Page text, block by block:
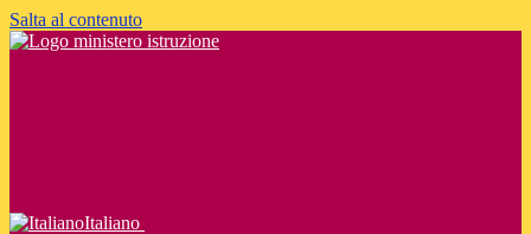
Salta al contenuto
Italiano